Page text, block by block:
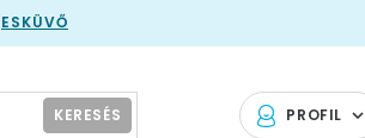
ESKÜVŐ
PROFIL
KERESÉS